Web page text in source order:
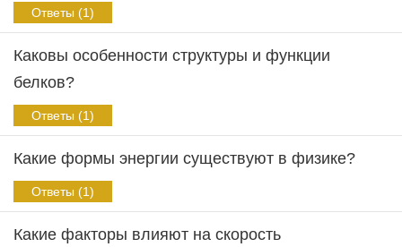
Ответы (1)
Каковы особенности структуры и функции
белков?
Ответы (1)
Какие формы энергии существуют в физике?
Ответы (1)
Какие факторы влияют на скорость